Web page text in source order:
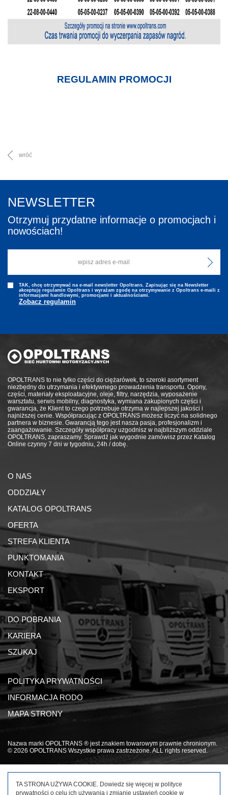
REGULAMIN PROMOCJI
wróć
OPOLTRANS to nie tylko części do ciężarówek, to szeroki asortyment
niezbędny do utrzymania i efektywnego prowadzenia transportu. Opony,
części, materiały eksploatacyjne, oleje, filtry, narzędzia, wyposażenie
warsztatu, serwis mobilny, diagnostyka, wymiana zakupionych części i
gwarancja, że Klient to czego potrzebuje otrzyma w najlepszej jakości i
najniższej cenie. Współpracując z OPOLTRANS możesz liczyć na solidnego
partnera w biznesie. Gwarancją tego jest nasza pasja, profesjonalizm i
zaangażowanie. Szczegóły współpracy uzgodnisz w najbliższym oddziale
OPOLTRANS, zapraszamy. Sprawdź jak wygodnie zamówisz przez Katalog
Online czynny 7 dni w tygodniu, 24h / dobę.
O NAS
ODDZIAŁY
KATALOG OPOLTRANS
OFERTA
STREFA KLIENTA
PUNKTOMANIA
KONTAKT
EKSPORT
DO POBRANIA
KARIERA
SZUKAJ
POLITYKA PRYWATNOŚCI
INFORMACJA RODO
MAPA STRONY
Nazwa marki OPOLTRANS ® jest znakiem towarowym prawnie chronionym.
© 2026 OPOLTRANS Wszystkie prawa zastrzeżone. ALL rights reserved.
NEWSLETTER
Otrzymuj przydatne informacje o promocjach i
nowościach!
TAK, chcę otrzymywać na e-mail newsletter Opoltrans. Zapisując się na Newsletter
akceptuję regulamin Opoltrans i wyraźam zgodę na otrzymywanie z Opoltrans e-maili z
informacjami handlowymi, promocjami i aktualnościami.
Zobacz regulamin
TA STRONA UŻYWA COOKIE. Dowiedz się więcej w polityce
prywatności o celu ich używania i zmianie ustawień cookie w